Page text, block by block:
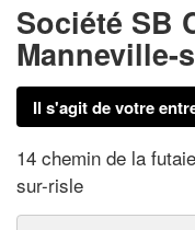
Société SB
Manneville-
Il s'agit de votre
14 chemin de la
sur-risle